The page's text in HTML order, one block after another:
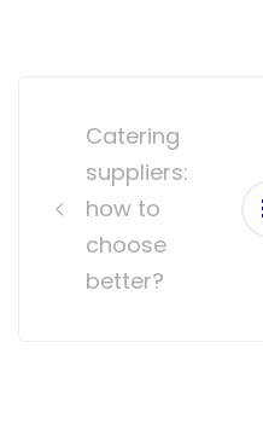
navigationCatering
suppliers:
how to
choose
better?